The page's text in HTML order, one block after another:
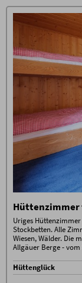
100%
außer bei
am Tag der
Es ist keine
Wir
100%
außer bei
am Tag der
Es ist keine
Wir
Hüttenzimmer
Uriges
Stockbetten. Alle
Wiesen, Wälder. Die
Allgäuer Berge -
Hüttenglück